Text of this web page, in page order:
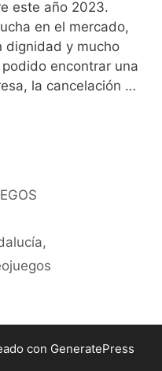
este año 2023.
en el mercado,
dignidad y mucho
encontrar una
la cancelación …
,
con GeneratePress